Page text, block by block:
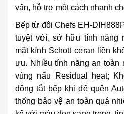
vấn, hỗ trợ một cách nhanh
Bếp từ đôi Chefs EH-
tuyệt vời, sở hữu tính năng
mặt kính Schott ceran liền
ưu. Nhiều tính năng an toàn
vùng nấu Residual heat;
động tắt bếp khi để quên
thống bảo vệ an toàn quá